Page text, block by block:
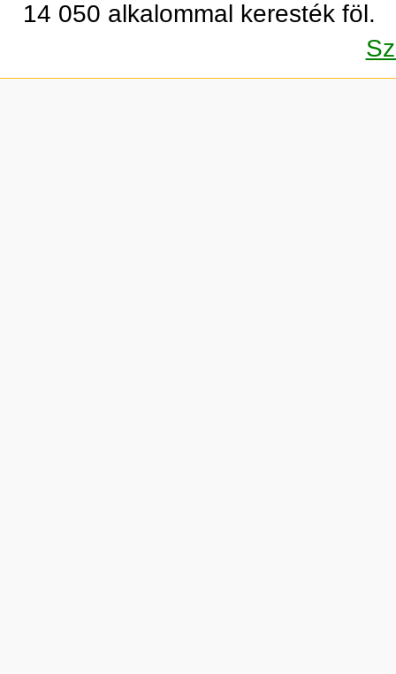
14 050 alkalommal keresték föl.